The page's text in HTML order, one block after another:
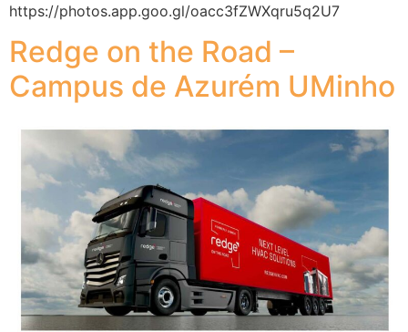
https://photos.app.goo.gl/oacc3fZWXqru5q2U7
Redge on the Road –
Campus de Azurém UMinho